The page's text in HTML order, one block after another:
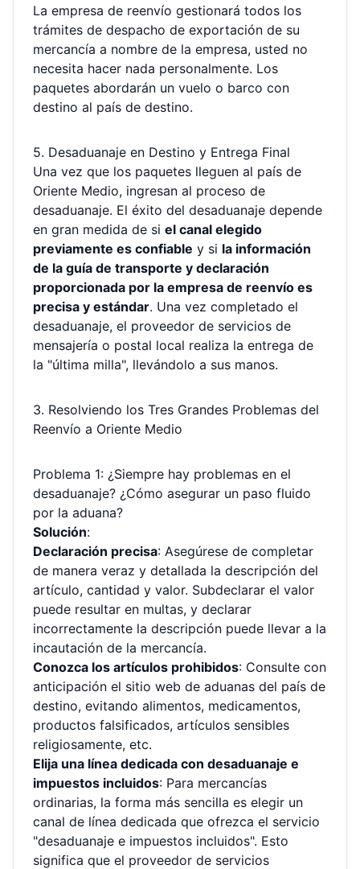
La empresa de reenvío gestionará todos los
trámites de despacho de exportación de su
mercancía a nombre de la empresa, usted no
necesita hacer nada personalmente. Los
paquetes abordarán un vuelo o barco con
destino al país de destino.
5. Desaduanaje en Destino y Entrega Final
Una vez que los paquetes lleguen al país de
Oriente Medio, ingresan al proceso de
desaduanaje. El éxito del desaduanaje depende
en gran medida de si el canal elegido
previamente es confiable y si la información
de la guía de transporte y declaración
proporcionada por la empresa de reenvío es
precisa y estándar. Una vez completado el
desaduanaje, el proveedor de servicios de
mensajería o postal local realiza la entrega de
la "última milla", llevándolo a sus manos.
3. Resolviendo los Tres Grandes Problemas del
Reenvío a Oriente Medio
Problema 1: ¿Siempre hay problemas en el
desaduanaje? ¿Cómo asegurar un paso fluido
por la aduana?
Solución:
Declaración precisa: Asegúrese de completar
de manera veraz y detallada la descripción del
artículo, cantidad y valor. Subdeclarar el valor
puede resultar en multas, y declarar
incorrectamente la descripción puede llevar a la
incautación de la mercancía.
Conozca los artículos prohibidos: Consulte con
anticipación el sitio web de aduanas del país de
destino, evitando alimentos, medicamentos,
productos falsificados, artículos sensibles
religiosamente, etc.
Elija una línea dedicada con desaduanaje e
impuestos incluidos: Para mercancías
ordinarias, la forma más sencilla es elegir un
canal de línea dedicada que ofrezca el servicio
"desaduanaje e impuestos incluidos". Esto
significa que el proveedor de servicios